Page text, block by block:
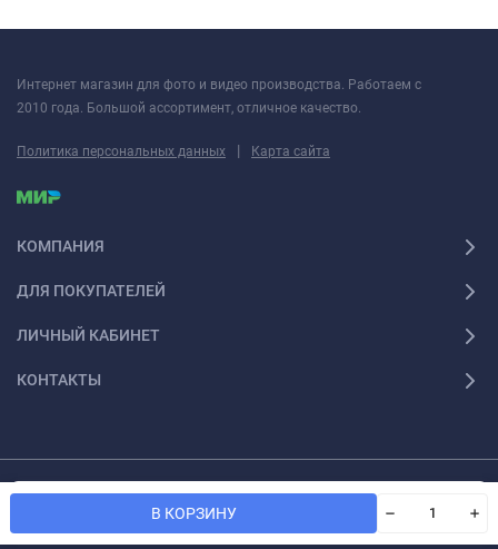
В КОРЗИНУ
Интернет магазин для фото и видео производства. Работаем с
2010 года. Большой ассортимент, отличное качество.
Политика персональных данных | Карта сайта
КОМПАНИЯ
ДЛЯ ПОКУПАТЕЛЕЙ
ЛИЧНЫЙ КАБИНЕТ
КОНТАКТЫ
© 2026 Fotoshesha. Все права защищены